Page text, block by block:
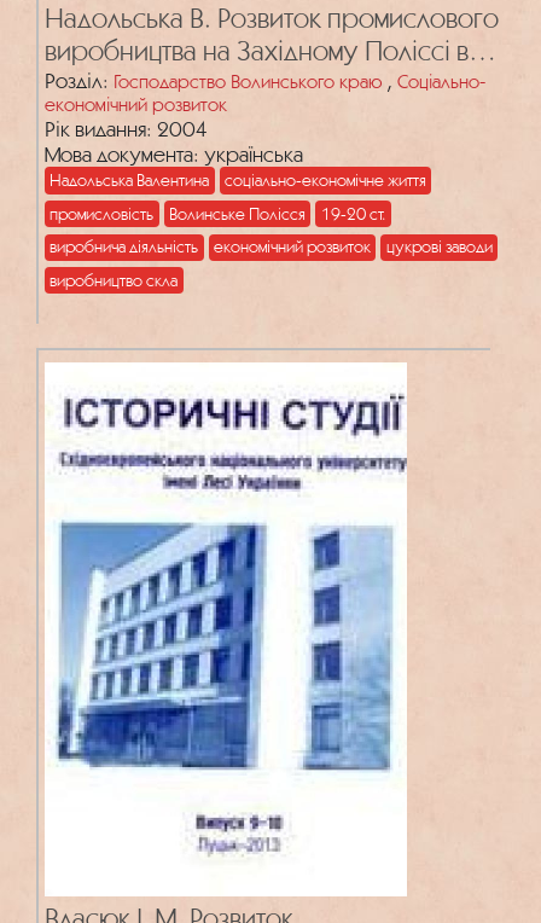
Надольська В. Розвиток промислового
виробництва на Західному Поліссі в
пореформенний період (2 пол. 19 –
поч. 20 ст.)
Розділ: Господарство Волинського краю , Соціально-
економічний розвиток
Рік видання: 2004
Мова документа: українська
Надольська Валентина
соціально-економічне життя
промисловість
Волинське Полісся
19-20 ст.
виробнича діяльність
економічний розвиток
цукрові заводи
виробництво скла